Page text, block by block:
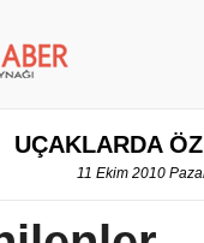
UÇAKLARDA
11 Ekim 2010